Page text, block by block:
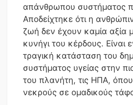
απάνθρωπου συστήματος
Αποδείχτηκε ότι η
ζωή δεν έχουν καμία αξία
κυνήγι του κέρδους. Είναι
τραγική κατάσταση του
συστήματος υγείας στην
του πλανήτη, τις ΗΠΑ,
νεκρούς σε ομαδικούς